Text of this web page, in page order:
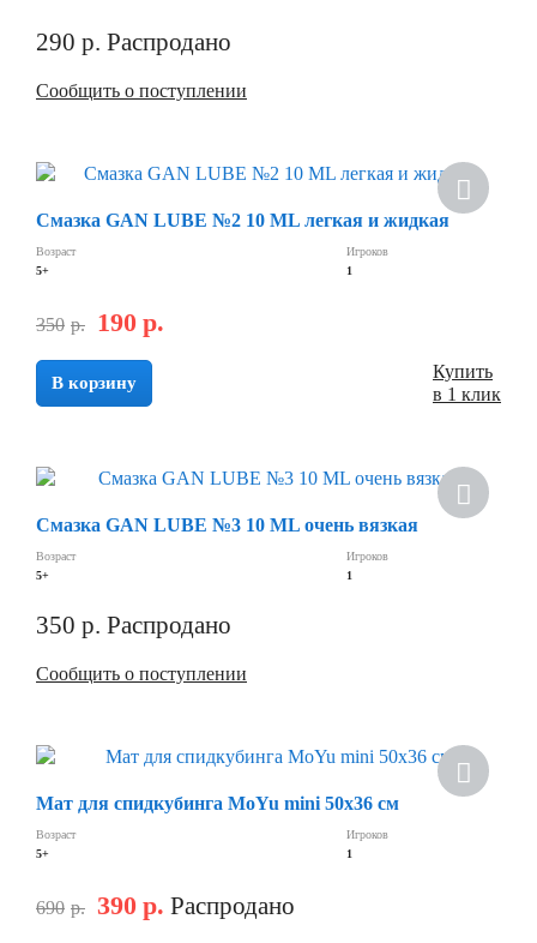
290 р. Распродано
Сообщить о поступлении
Смазка GAN LUBE №2 10 ML легкая и жидкая
Возраст
5+
Игроков
1
350 р. 190 р.
В корзину
Купить
в 1 клик
Смазка GAN LUBE №3 10 ML очень вязкая
Возраст
5+
Игроков
1
350 р. Распродано
Сообщить о поступлении
Мат для спидкубинга MoYu mini 50х36 см
Возраст
5+
Игроков
1
690 р. 390 р. Распродано